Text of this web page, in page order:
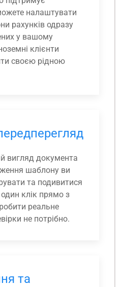
налаштувати
рахунків одразу
у вашому
клієнти
своєю рідною
вигляд документа
шаблону ви
та подивитися
клік прямо з
реальне
не потрібно.
та